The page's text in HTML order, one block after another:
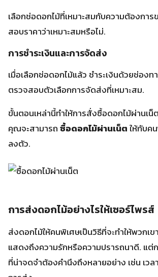
ขั้นตอนเหล่านี้ทำให้การสั่งซื้อดอกไม้ผ่านเน็ต
คุณจะสามารถซื้อดอกไม้ผ่านเน็ตให้กับค
ลงตัว.
การส่งดอกไม้อย่างไรให้เซอร์ไพรส์
ส่งดอกไม้ให้คนพิเศษเป็นวิธีที่จะทำให้พวกเข
แสดงถึงความรักหรือความปรารถนาดี. แต่ก
การส่ง.
จะทำให้การส่งดอกไม้ของคุณน่าประทับใจยิ่ง
เวลาและสถานที่ที่เหมาะสม
เลือกเวลาที่ผู้รับไม่คาดคิด เช่น ช่วงเย็น
เพื่อเพิ่มความประทับใจ